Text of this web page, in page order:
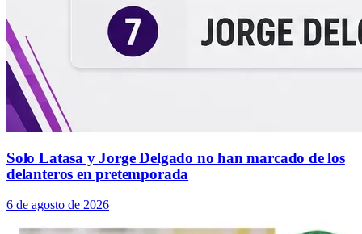
Solo Latasa y Jorge Delgado no han marcado de los
delanteros en pretemporada
6 de agosto de 2026